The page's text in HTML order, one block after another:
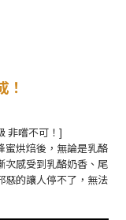
！
非嚐不可！]
蜜烘焙後， 無論是乳酪
次感受到乳酪奶香、 尾
惡的讓人停不了，無法